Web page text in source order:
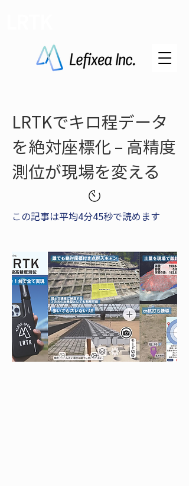
LRTKでキロ程データ
を絶対座標化 – 高精度
測位が現場を変える
この記事は平均4分45秒で読めます